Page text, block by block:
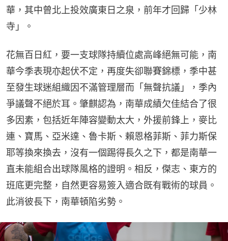
華，其中曾北上投效廣東日之泉，前年才回歸「少林
寺」。
花無百日紅，要一支球隊持續位處高峰絕無可能，南
華今季表現亦起伏不定，再度失卻聯賽錦標，季中甚
至發生球迷組織因不滿管理層而「無聲抗議」，季內
爭議聲不絕於耳。肇麒認為，南華成績欠佳結合了很
多因素，包括近年陣容變動太大，外援前鋒上，麥比
連、寶馬、亞米達、魯卡斯、賴恩格菲斯、菲力斯保
耶等換來換去，沒有一個踢得長久之下，都是南華一
直未能組合出球隊風格的證明。相反，傑志、東方的
班底更完整，自然更容易簽入適合既有戰術的球員。
此消彼長下，南華頓陷劣勢。